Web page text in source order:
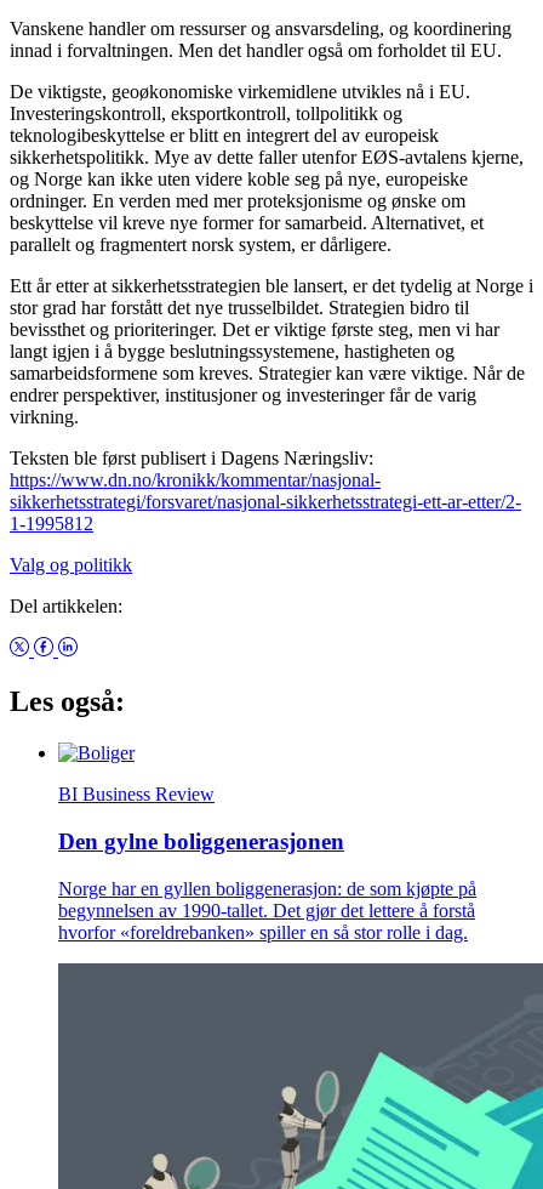
Vanskene handler om ressurser og ansvarsdeling, og koordinering
innad i forvaltningen. Men det handler også om forholdet til EU.
De viktigste, geoøkonomiske virkemidlene utvikles nå i EU.
Investeringskontroll, eksportkontroll, tollpolitikk og
teknologibeskyttelse er blitt en integrert del av europeisk
sikkerhetspolitikk. Mye av dette faller utenfor EØS-avtalens kjerne,
og Norge kan ikke uten videre koble seg på nye, europeiske
ordninger. En verden med mer proteksjonisme og ønske om
beskyttelse vil kreve nye former for samarbeid. Alternativet, et
parallelt og fragmentert norsk system, er dårligere.
Ett år etter at sikkerhetsstrategien ble lansert, er det tydelig at Norge i
stor grad har forstått det nye trusselbildet. Strategien bidro til
bevissthet og prioriteringer. Det er viktige første steg, men vi har
langt igjen i å bygge beslutningssystemene, hastigheten og
samarbeidsformene som kreves. Strategier kan være viktige. Når de
endrer perspektiver, institusjoner og investeringer får de varig
virkning.
Teksten ble først publisert i Dagens Næringsliv:
https://www.dn.no/kronikk/kommentar/nasjonal-
sikkerhetsstrategi/forsvaret/nasjonal-sikkerhetsstrategi-ett-ar-etter/2-
1-1995812
Valg og politikk
Del artikkelen:
Les også:
BI Business Review
Den gylne boliggenerasjonen
Norge har en gyllen boliggenerasjon: de som kjøpte på
begynnelsen av 1990-tallet. Det gjør det lettere å forstå
hvorfor «foreldrebanken» spiller en så stor rolle i dag.